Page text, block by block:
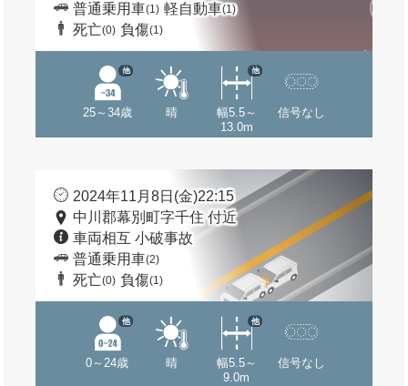
普通乗用車(1) 軽自動車(1)
死亡(0) 負傷(1)
25～34歳
他
晴
幅5.5～
13.0m
他
信号なし
2024年11月8日(金)22:15
中川郡幕別町字千住 付近
車両相互 小破事故
普通乗用車(2)
死亡(0) 負傷(1)
0～24歳
他
晴
幅5.5～
9.0m
他
信号なし